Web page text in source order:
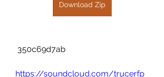
Download Zip
350c69d7ab
https://soundcloud.com/trucerfp